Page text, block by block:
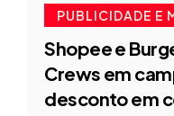
PUBLICIDADE E
Shopee e
Crews em
desconto em